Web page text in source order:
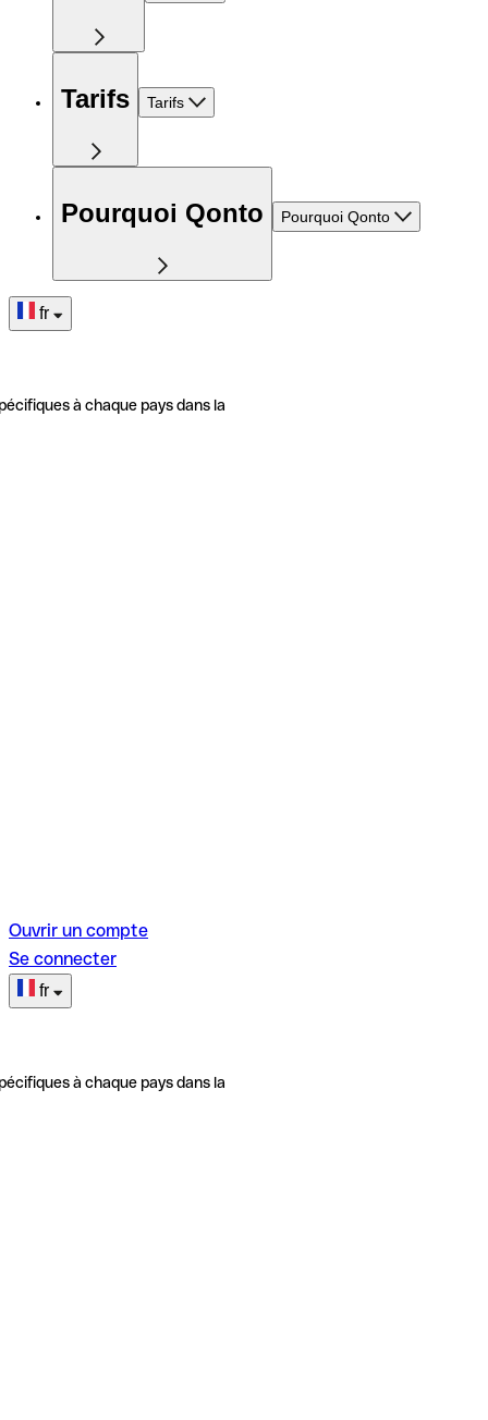
Tarifs Tarifs
Pourquoi Qonto Pourquoi Qonto
fr
à chaque pays dans la
Ouvrir un compte
Se connecter
fr
à chaque pays dans la